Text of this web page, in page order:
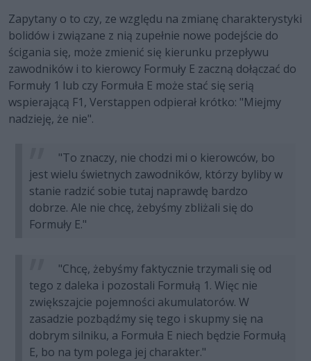
Zapytany o to czy, ze względu na zmianę charakterystyki
bolidów i związane z nią zupełnie nowe podejście do
ścigania się, może zmienić się kierunku przepływu
zawodników i to kierowcy Formuły E zaczną dołączać do
Formuły 1 lub czy Formuła E może stać się serią
wspierającą F1, Verstappen odpierał krótko: "Miejmy
nadzieję, że nie".
"To znaczy, nie chodzi mi o kierowców, bo
jest wielu świetnych zawodników, którzy byliby w
stanie radzić sobie tutaj naprawdę bardzo
dobrze. Ale nie chcę, żebyśmy zbliżali się do
Formuły E."
"Chcę, żebyśmy faktycznie trzymali się od
tego z daleka i pozostali Formułą 1. Więc nie
zwiększajcie pojemności akumulatorów. W
zasadzie pozbądźmy się tego i skupmy się na
dobrym silniku, a Formuła E niech będzie Formułą
E, bo na tym polega jej charakter."